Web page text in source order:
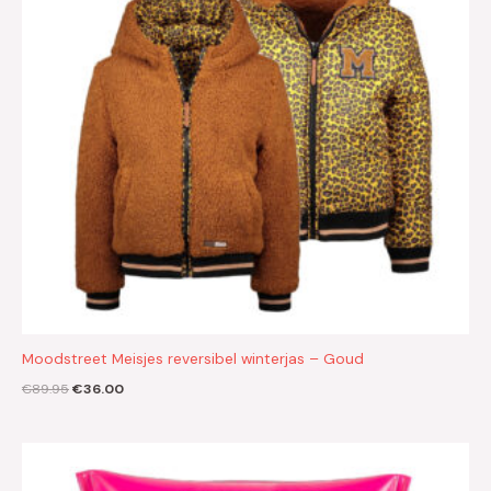
Moodstreet Meisjes reversibel winterjas – Goud
€89.95€36.00